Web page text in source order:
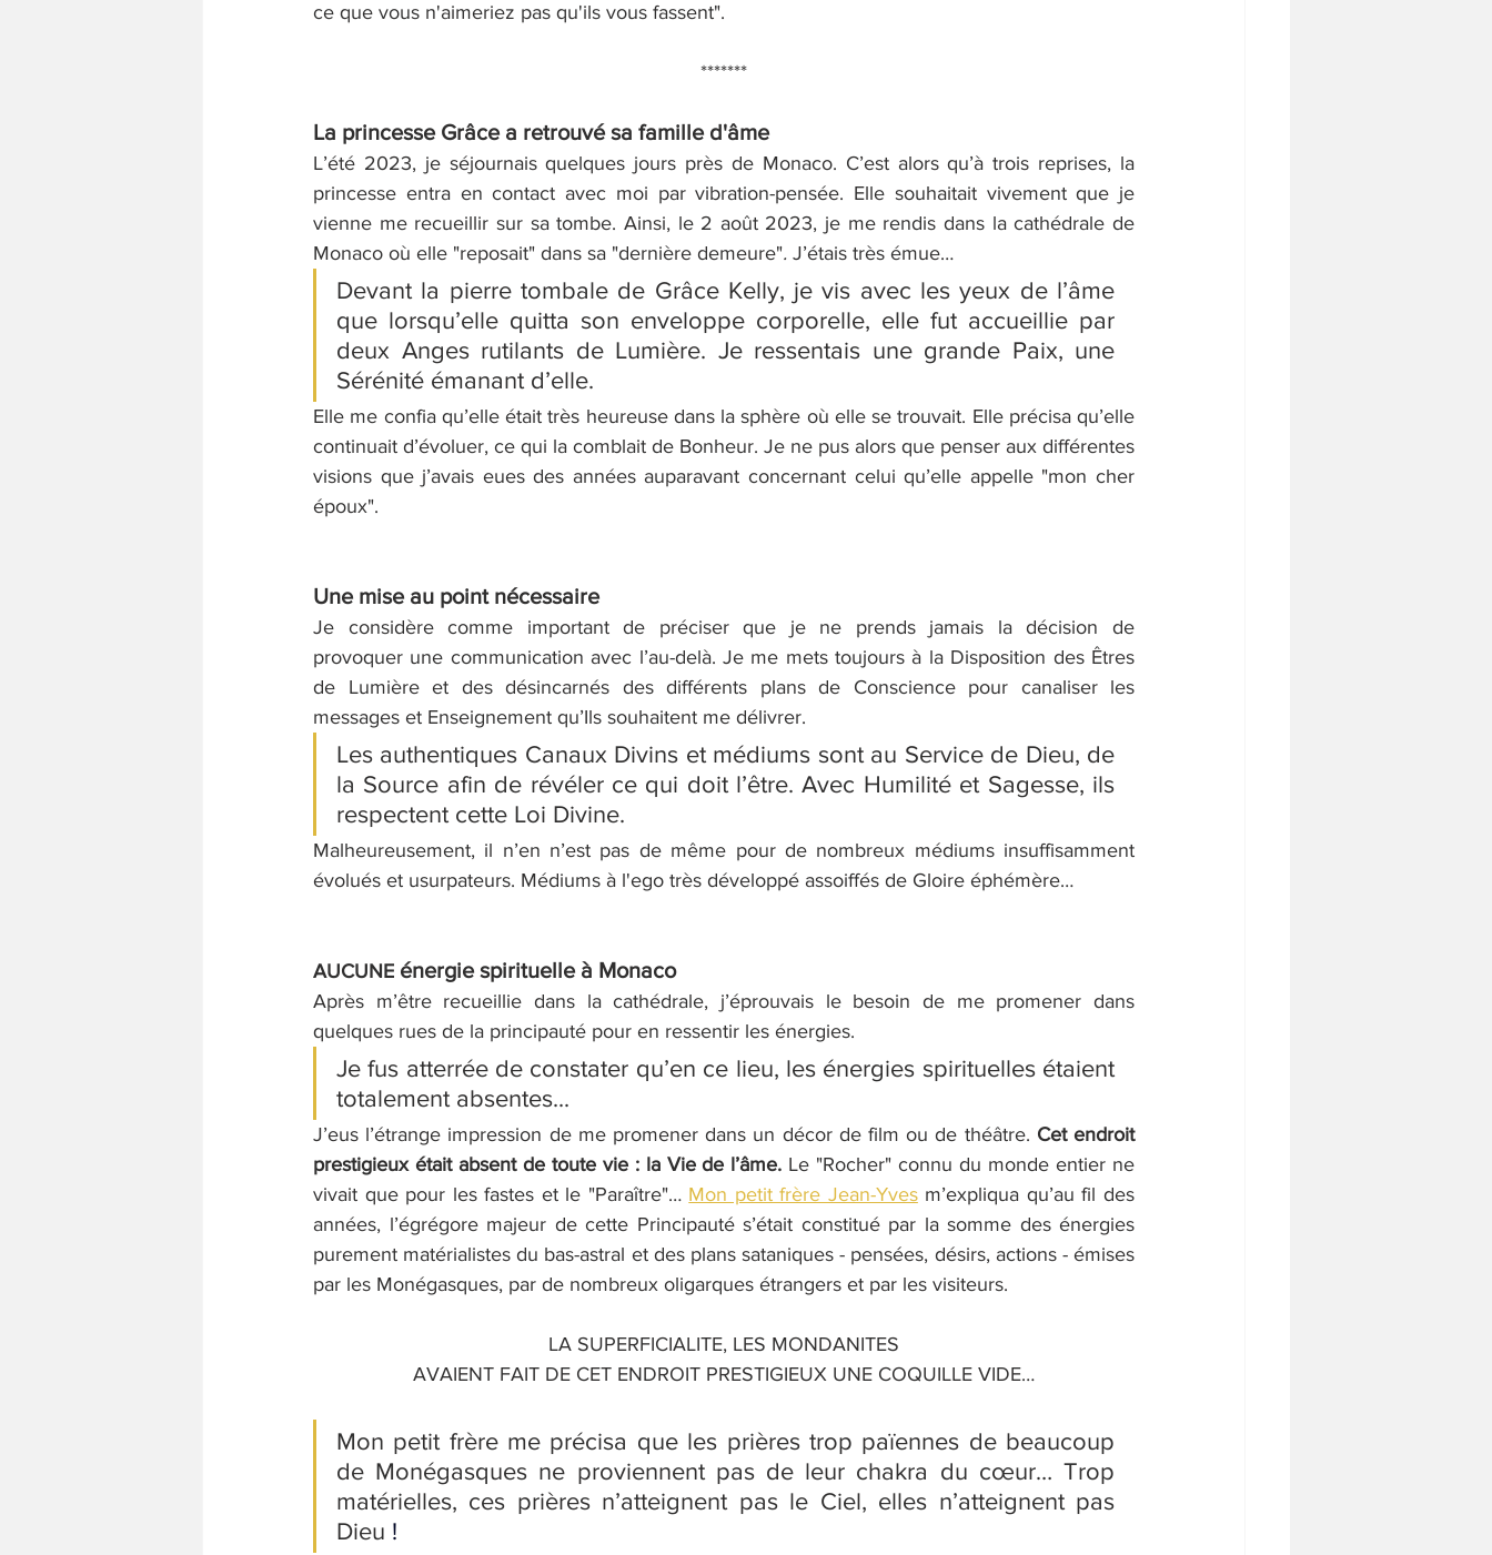
ce que vous n'aimeriez pas qu'ils vous fassent".
*******
La princesse Grâce a retrouvé sa famille d'âme
L’été 2023, je séjournais quelques jours près de Monaco. C’est alors qu’à trois reprises, la
princesse entra en contact avec moi par vibration-pensée. Elle souhaitait vivement que je
vienne me recueillir sur sa tombe. Ainsi, le 2 août 2023, je me rendis dans la cathédrale de
Monaco où elle "reposait" dans sa "dernière demeure". J’étais très émue…
Devant la pierre tombale de Grâce Kelly, je vis avec les yeux de l’âme
que lorsqu’elle quitta son enveloppe corporelle, elle fut accueillie par
deux Anges rutilants de Lumière. Je ressentais une grande Paix, une
Sérénité émanant d’elle.
Elle me confia qu’elle était très heureuse dans la sphère où elle se trouvait. Elle précisa qu’elle
continuait d’évoluer, ce qui la comblait de Bonheur. Je ne pus alors que penser aux différentes
visions que j’avais eues des années auparavant concernant celui qu’elle appelle "mon cher
époux".
Une mise au point nécessaire
Je considère comme important de préciser que je ne prends jamais la décision de
provoquer une communication avec l’au-delà. Je me mets toujours à la Disposition des Êtres
de Lumière et des désincarnés des différents plans de Conscience pour canaliser les
messages et Enseignement qu’Ils souhaitent me délivrer.
Les authentiques Canaux Divins et médiums sont au Service de Dieu, de
la Source afin de révéler ce qui doit l’être. Avec Humilité et Sagesse, ils
respectent cette Loi Divine.
Malheureusement, il n’en n’est pas de même pour de nombreux médiums insuffisamment
évolués et usurpateurs. Médiums à l'ego très développé assoiffés de Gloire éphémère…
AUCUNE énergie spirituelle à Monaco
Après m’être recueillie dans la cathédrale, j’éprouvais le besoin de me promener dans
quelques rues de la principauté pour en ressentir les énergies.
Je fus atterrée de constater qu’en ce lieu, les énergies spirituelles étaient
totalement absentes...
J’eus l’étrange impression de me promener dans un décor de film ou de théâtre. Cet endroit
prestigieux était absent de toute vie : la Vie de l’âme. Le "Rocher" connu du monde entier ne
vivait que pour les fastes et le "Paraître"… Mon petit frère Jean-Yves m’expliqua qu’au fil des
années, l’égrégore majeur de cette Principauté s’était constitué par la somme des énergies
purement matérialistes du bas-astral et des plans sataniques - pensées, désirs, actions - émises
par les Monégasques, par de nombreux oligarques étrangers et par les visiteurs.
LA SUPERFICIALITE, LES MONDANITES
AVAIENT FAIT DE CET ENDROIT PRESTIGIEUX UNE COQUILLE VIDE…
Mon petit frère me précisa que les prières trop païennes de beaucoup
de Monégasques ne proviennent pas de leur chakra du cœur… Trop
matérielles, ces prières n’atteignent pas le Ciel, elles n’atteignent pas
Dieu !